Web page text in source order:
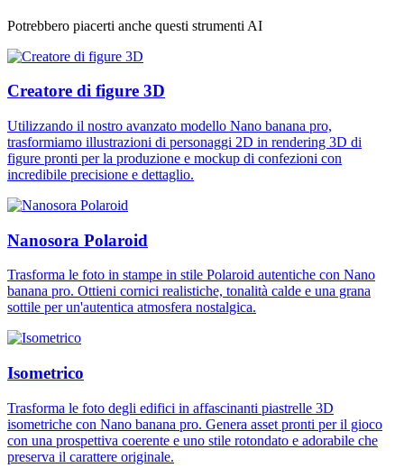
Potrebbero piacerti anche questi strumenti AI
Creatore di figure 3D
Utilizzando il nostro avanzato modello Nano banana pro,
trasformiamo illustrazioni di personaggi 2D in rendering 3D di
figure pronti per la produzione e mockup di confezioni con
incredibile precisione e dettaglio.
Nanosora Polaroid
Trasforma le foto in stampe in stile Polaroid autentiche con Nano
banana pro. Ottieni cornici realistiche, tonalità calde e una grana
sottile per un'autentica atmosfera nostalgica.
Isometrico
Trasforma le foto degli edifici in affascinanti piastrelle 3D
isometriche con Nano banana pro. Genera asset pronti per il gioco
con una prospettiva coerente e uno stile rotondato e adorabile che
preserva il carattere originale.